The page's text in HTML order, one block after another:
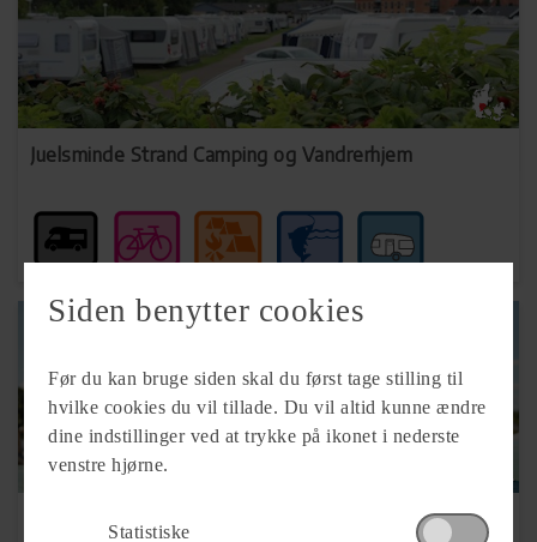
Juelsminde Strand Camping og Vandrerhjem
Bryrup Camping
Siden benytter cookies
Før du kan bruge siden skal du først tage stilling til
hvilke cookies du vil tillade. Du vil altid kunne ændre
dine indstillinger ved at trykke på ikonet i nederste
venstre hjørne.
Statistiske